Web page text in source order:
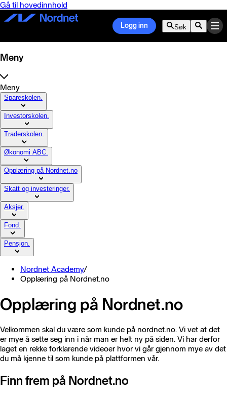
Gå til hovedinnhold
Logg inn Søk
Meny
Meny
Spareskolen.
Investorskolen.
Traderskolen.
Økonomi ABC.
Opplæring på Nordnet.no
Skatt og investeringer.
Aksjer.
Fond.
Pensjon.
Nordnet Academy/
Opplæring på Nordnet.no
Opplæring på Nordnet.no
Velkommen skal du være som kunde på nordnet.no. Vi vet at det
er mye å sette seg inn i når man er helt ny på siden. Vi har derfor
laget en rekke forklarende videoer hvor vi går gjennom mye av det
du må kjenne til som kunde på plattformen vår.
Finn frem på Nordnet.no